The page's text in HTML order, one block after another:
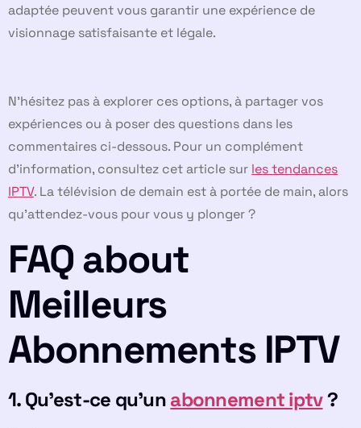
adaptée peuvent vous garantir une expérience de
visionnage satisfaisante et légale.
N’hésitez pas à explorer ces options, à partager vos
expériences ou à poser des questions dans les
commentaires ci-dessous. Pour un complément
d’information, consultez cet article sur les tendances
IPTV. La télévision de demain est à portée de main, alors
qu’attendez-vous pour vous y plonger ?
FAQ about
Meilleurs
Abonnements IPTV
1. Qu’est-ce qu’unabonnement iptv?